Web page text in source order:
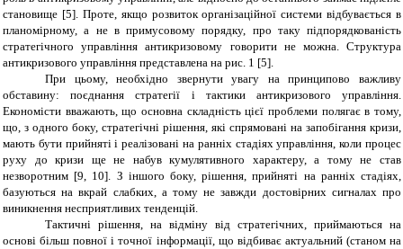
становище [5]. Проте, якщо розвиток організаційної системи відбувається в
планомірному, а не в примусовому порядку, про таку підпорядкованість
стратегічного управління антикризовому говорити не можна. Структура
антикризового управління представлена на рис. 1 [5].
При цьому, необхідно звернути увагу на принципово важливу
обставину: поєднання стратегії і тактики антикризового управління.
Економісти вважають, що основна складність цієї проблеми полягає в тому,
що, з одного боку, стратегічні рішення, які спрямовані на запобігання кризи,
мають бути прийняті і реалізовані на ранніх стадіях управління, коли процес
руху до кризи ще не набув кумулятивного характеру, а тому не став
незворотним [9, 10]. З іншого боку, рішення, прийняті на ранніх стадіях,
базуються на вкрай слабких, а тому не завжди достовірних сигналах про
виникнення несприятливих тенденцій.
Тактичні рішення, на відміну від стратегічних, приймаються на
основі більш повної і точної інформації, що відбиває актуальний (станом на